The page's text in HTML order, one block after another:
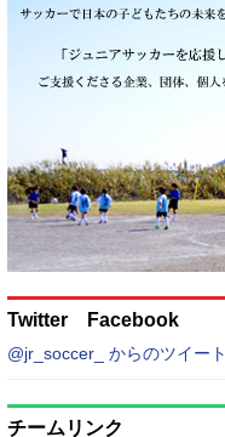
Twitter Facebook
@jr_soccer_ からのツイート
チームリンク